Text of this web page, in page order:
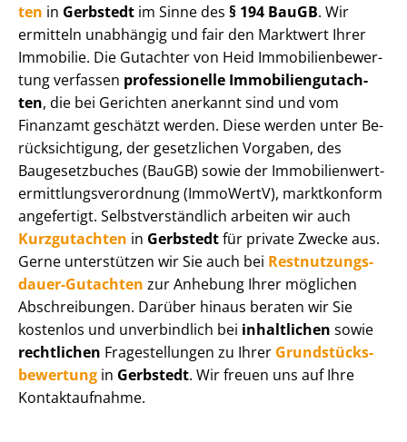
ten in Gerbstedt im Sinne des § 194 BauGB. Wir
ermitteln unabhängig und fair den Marktwert Ihrer
Immobilie. Die Gutachter von Heid Im­mo­bi­li­en­be­wer­
tung verfassen professionelle Im­mo­bi­li­en­gut­ach­
ten, die bei Gerichten anerkannt sind und vom
Finanzamt geschätzt werden. Diese werden unter Be­
rück­sich­ti­gung, der gesetzlichen Vorgaben, des
Baugesetzbuches (BauGB) sowie der Im­mo­bi­li­en­wert­
ermitt­lungs­ver­ord­nung (ImmoWertV), marktkonform
angefertigt. Selbst­ver­ständ­lich arbeiten wir auch
Kurzgutachten in Gerbstedtfür private Zwecke aus.
Gerne unterstützen wir Sie auch bei Rest­nut­zungs­
dau­er-Gutachten zur Anhebung Ihrer möglichen
Abschreibungen. Darüber hinaus beraten wir Sie
kostenlos und unverbindlich bei inhaltlichen sowie
rechtlichen Fragestellungen zu Ihrer Grund­stücks­
be­wer­tung in Gerbstedt. Wir freuen uns auf Ihre
Kontaktaufnahme.